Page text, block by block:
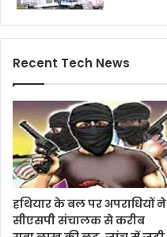
Recent Tech News
हथियार के बल पर अपराधियों ने
सीएसपी संचालक से करीब